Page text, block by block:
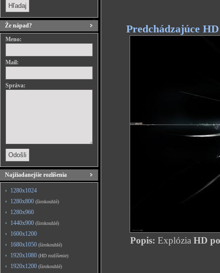
Že nápad?
Meno:
Mail:
Správa:
Najžiadanejšie rozlíšenia
1280x1024
1280x800 (širokouhlé)
1280x960
1440x900 (širokouhlé)
1600x1200
1680x1050 (širokouhlé)
1920x1080 (HD rozlíšenie)
1920x1200 (širokouhlé)
Predchádzajúce
Popis: Explózia HD